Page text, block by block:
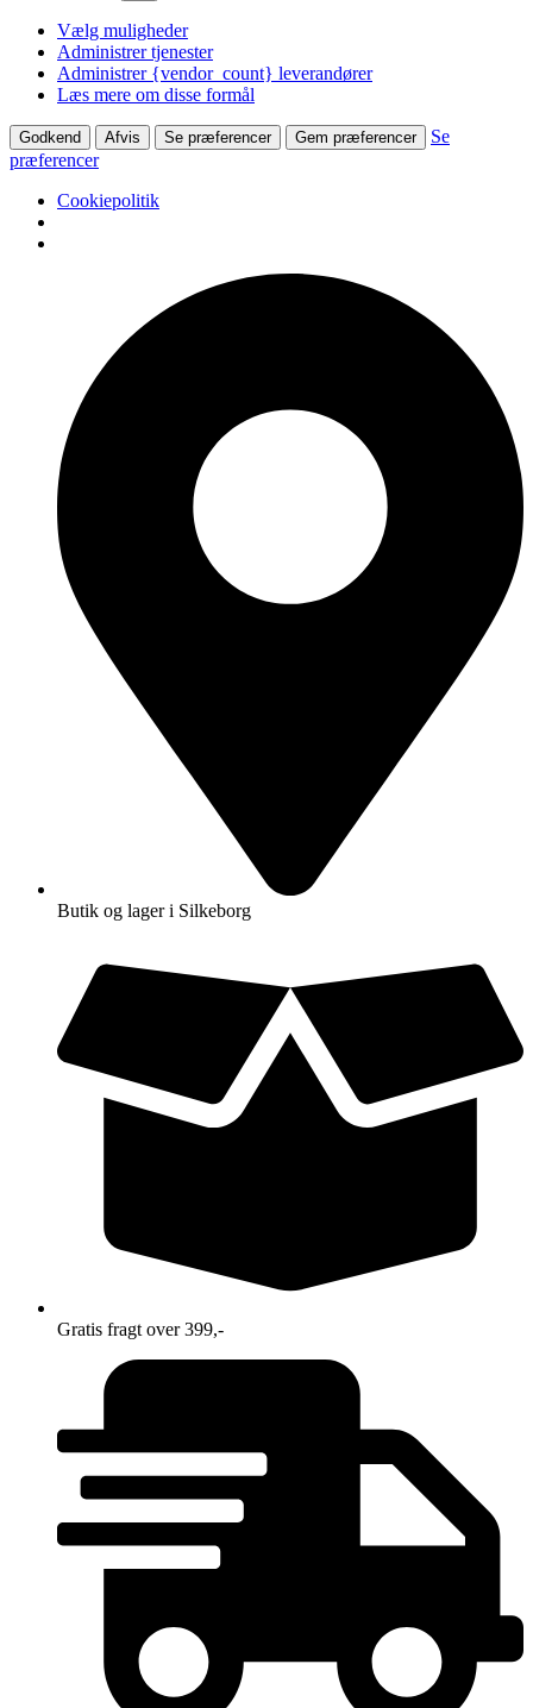
Vælg muligheder
Administrer tjenester
Administrer {vendor_count} leverandører
Læs mere om disse formål
Godkend Afvis Se præferencer Gem præferencer
Se
præferencer
Cookiepolitik
Butik og lager i Silkeborg
Gratis fragt over 399,-